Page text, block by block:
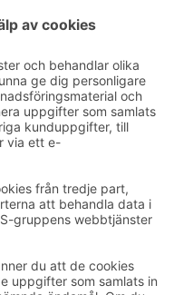
och certifikat